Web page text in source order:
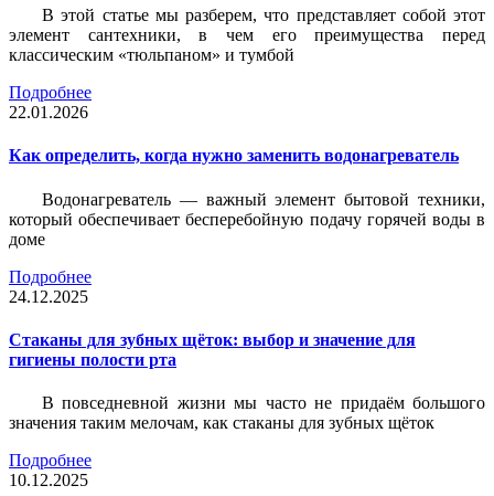
В этой статье мы разберем, что представляет собой этот
элемент сантехники, в чем его преимущества перед
классическим «тюльпаном» и тумбой
Подробнее
22.01.2026
Как определить, когда нужно заменить водонагреватель
Водонагреватель — важный элемент бытовой техники,
который обеспечивает бесперебойную подачу горячей воды в
доме
Подробнее
24.12.2025
Стаканы для зубных щёток: выбор и значение для
гигиены полости рта
В повседневной жизни мы часто не придаём большого
значения таким мелочам, как стаканы для зубных щёток
Подробнее
10.12.2025